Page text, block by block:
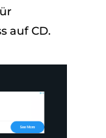
auf CD.